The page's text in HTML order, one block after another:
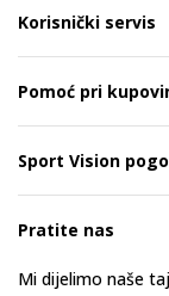
Korisnički servis
Pomoć pri
Sport Vision
Pratite nas
Mi dijelimo naše